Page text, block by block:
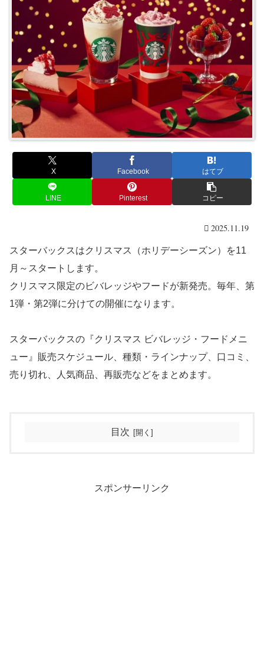
X Facebook はてブ
LINE Pinterest コピー
2025.11.19
スターバックスはクリスマス（ホリデーシーズン）を11
月～スタートします。
クリスマス限定のビバレッジやフードが新発売。毎年、第
1弾・第2弾に分けての開催になります。
スターバックスの『クリスマス ビバレッジ・フードメニ
ュー』販売スケジュール、種類・ラインナップ、口コミ、
売り切れ、人気商品、再販売などをまとめます。
目次
スポンサーリンク